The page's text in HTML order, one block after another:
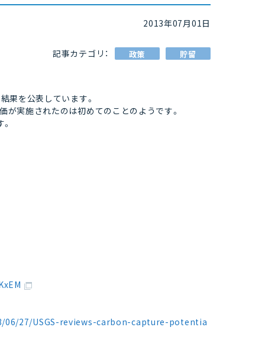
2013年07月01日
記事カテゴリ： 政策 貯留
果を公表しています。
が実施されたのは初めてのことのようです。
27/USGS-reviews-carbon-capture-potentia